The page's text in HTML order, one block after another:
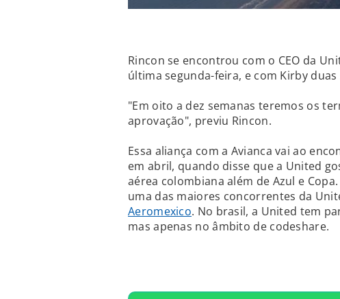
Rincon se encontrou com o CEO da
última segunda-feira, e com Kirby
"Em oito a dez semanas teremos os
aprovação", previu Rincon.
Essa aliança com a Avianca vai ao
em abril, quando disse que a United
aérea colombiana além de Azul e
uma das maiores concorrentes da
Aeromexico. No brasil, a United tem
mas apenas no âmbito de codeshare.